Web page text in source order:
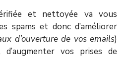
et nettoyée va vous
spams et donc d’améliorer
d’ouverture de vos emails)
vos prises de